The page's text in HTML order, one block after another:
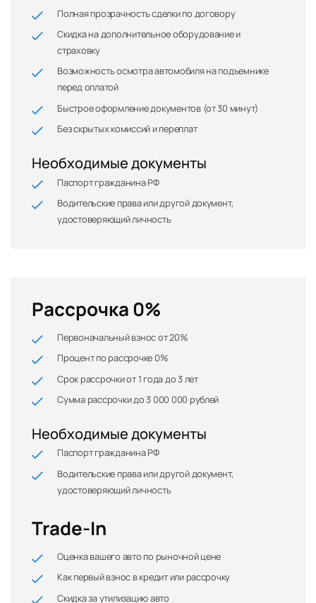
Полная прозрачность сделки по договору
Скидка на дополнительное оборудование и
страховку
Возможность осмотра автомобиля на подъемнике
перед оплатой
Быстрое оформление документов (от 30 минут)
Без скрытых комиссий и переплат
Необходимые документы
Паспорт гражданина РФ
Водительские права или другой документ,
удостоверяющий личность
Рассрочка 0%
Первоначальный взнос от 20%
Процент по рассрочке 0%
Срок рассрочки от 1 года до 3 лет
Сумма рассрочки до 3 000 000 рублей
Необходимые документы
Паспорт гражданина РФ
Водительские права или другой документ,
удостоверяющий личность
Trade-In
Оценка вашего авто по рыночной цене
Как первый взнос в кредит или рассрочку
Скидка за утилизацию авто